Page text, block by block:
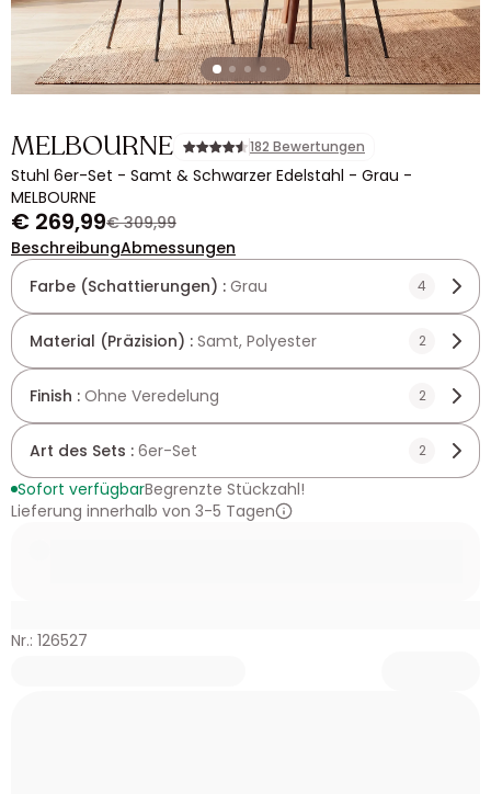
MELBOURNE 182 Bewertungen
Stuhl 6er-Set - Samt & Schwarzer Edelstahl - Grau -
MELBOURNE
€ 269,99€ 309,99
BeschreibungAbmessungen
Farbe (Schattierungen) : Grau 4
Material (Präzision) : Samt, Polyester 2
Finish : Ohne Veredelung 2
Art des Sets : 6er-Set 2
Sofort verfügbarBegrenzte Stückzahl!
Lieferung innerhalb von 3-5 Tagen
Nr.: 126527